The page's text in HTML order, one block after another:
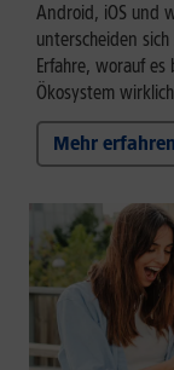
Android, iOS und
unterscheiden
Erfahre, worauf
Ökosystem
Mehr erfahren